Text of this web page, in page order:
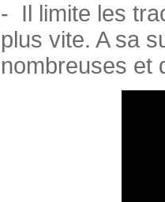
- Il limite les
plus vite. A sa
nombreuses et